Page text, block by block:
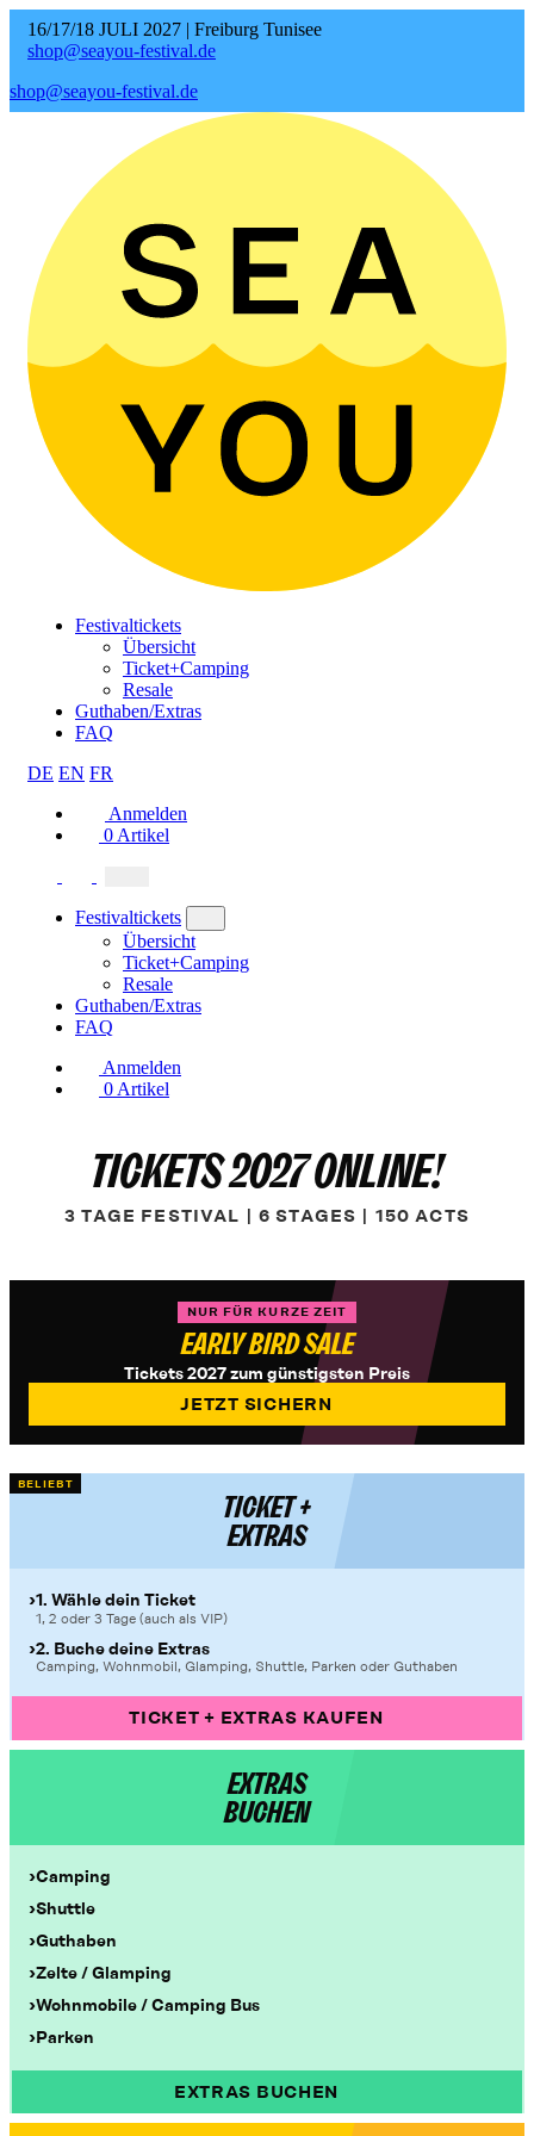
16/17/18 JULI 2027 | Freiburg Tunisee
shop@seayou-festival.de
shop@seayou-festival.de
Festivaltickets
Übersicht
Ticket+Camping
Resale
Guthaben/Extras
FAQ
DE EN FR
Anmelden
0 Artikel
Festivaltickets
Übersicht
Ticket+Camping
Resale
Guthaben/Extras
FAQ
Anmelden
0 Artikel
TICKETS 2027 ONLINE!
3 TAGE FESTIVAL | 6 STAGES | 150 ACTS
NUR FÜR KURZE ZEIT
EARLY BIRD SALE
Tickets 2027 zum günstigsten Preis
JETZT SICHERN
BELIEBT
TICKET +
EXTRAS
1. Wähle dein Ticket
1, 2 oder 3 Tage (auch als VIP)
2. Buche deine Extras
Camping, Wohnmobil, Glamping, Shuttle, Parken oder Guthaben
TICKET + EXTRAS KAUFEN
EXTRAS
BUCHEN
Camping
Shuttle
Guthaben
Zelte / Glamping
Wohnmobile / Camping Bus
Parken
EXTRAS BUCHEN